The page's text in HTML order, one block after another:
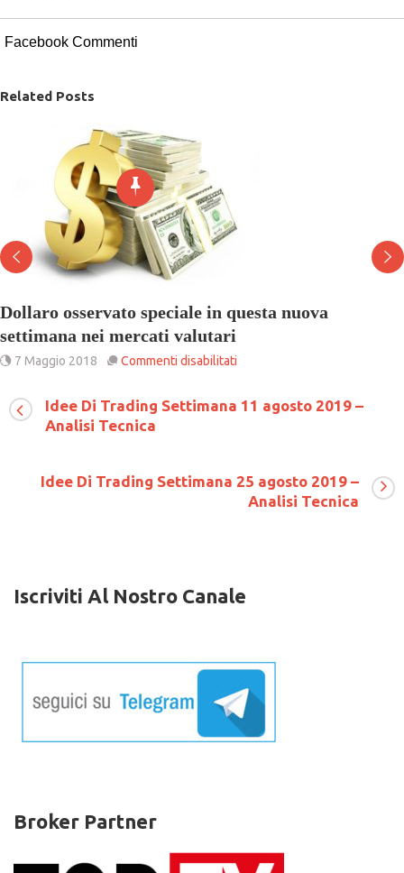
Facebook Commenti
Related Posts
Dollaro osservato speciale in questa nuova
settimana nei mercati valutari
7 Maggio 2018 Commenti disabilitati
speciale
settimana
nei
mercati
Idee Di Trading Settimana 11 agosto 2019 –
Analisi Tecnica
Idee Di Trading Settimana 25 agosto 2019 –
Analisi Tecnica
Iscriviti Al Nostro Canale
Broker Partner